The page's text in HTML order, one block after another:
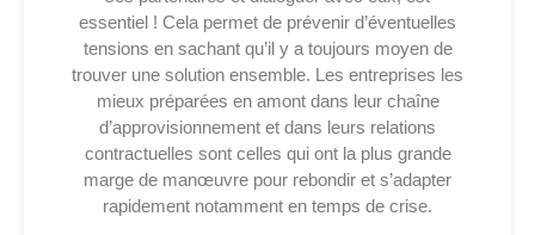
essentiel ! Cela permet de prévenir d’éventuelles
tensions en sachant qu’il y a toujours moyen de
trouver une solution ensemble. Les entreprises les
mieux préparées en amont dans leur chaîne
d’approvisionnement et dans leurs relations
contractuelles sont celles qui ont la plus grande
marge de manœuvre pour rebondir et s’adapter
rapidement notamment en temps de crise.